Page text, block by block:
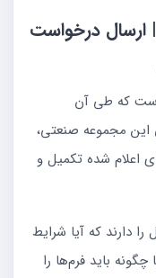
ارسال درخواست
است که طی آن
این مجموعه صنعتی،
اعلام شده تکمیل و
را دارند که آیا شرایط
چگونه باید فرم‌ها را